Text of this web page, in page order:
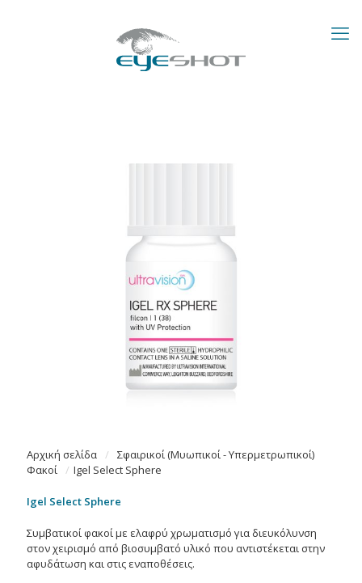
Αρχική σελίδα /
Σφαιρικοί (Μυωπικοί - Υπερμετρωπικοί)
Φακοί / Igel Select Sphere
Igel Select Sphere
Συμβατικοί φακοί με ελαφρύ χρωματισμό για διευκόλυνση
στον χειρισμό από βιοσυμβατό υλικό που αντιστέκεται στην
αφυδάτωση και στις εναποθέσεις.